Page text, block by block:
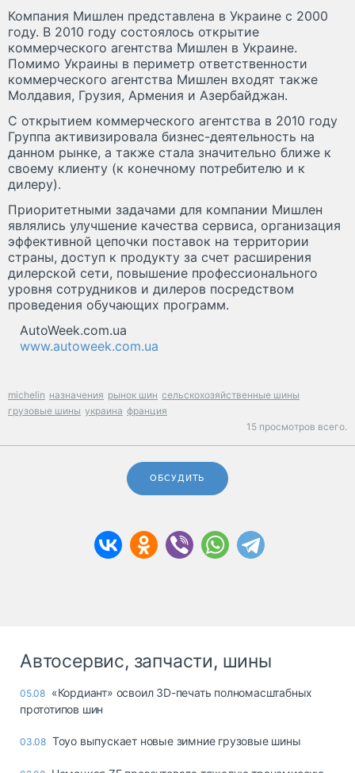
Компания Мишлен представлена в Украине с 2000
году. В 2010 году состоялось открытие
коммерческого агентства Мишлен в Украине.
Помимо Украины в периметр ответственности
коммерческого агентства Мишлен входят также
Молдавия, Грузия, Армения и Азербайджан.
С открытием коммерческого агентства в 2010 году
Группа активизировала бизнес-деятельность на
данном рынке, а также стала значительно ближе к
своему клиенту (к конечному потребителю и к
дилеру).
Приоритетными задачами для компании Мишлен
являлись улучшение качества сервиса, организация
эффективной цепочки поставок на территории
страны, доступ к продукту за счет расширения
дилерской сети, повышение профессионального
уровня сотрудников и дилеров посредством
проведения обучающих программ.
AutoWeek.com.ua
www.autoweek.com.ua
michelin назначения рынок шин сельскохозяйственные шины
грузовые шины украина франция
15 просмотров всего.
ОБСУДИТЬ
Автосервис, запчасти, шины
05.08 «Кордиант» освоил 3D-печать полномасштабных
прототипов шин
03.08 Toyo выпускает новые зимние грузовые шины